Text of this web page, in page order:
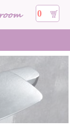
0